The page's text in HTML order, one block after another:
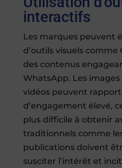
interactifs
Les marques peuvent
d’outils visuels comme
des contenus
WhatsApp. Les
vidéos peuvent
d’engagement élevé,
plus difficile à obtenir
traditionnels comme
publications doivent
susciter l’intérêt et